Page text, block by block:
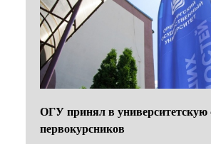
ОГУ принял в университетскую
первокурсников